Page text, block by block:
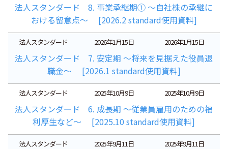
法人スタンダード 8. 事業承継期① ～自社株の承継に
おける留意点～ [2026.2 standard使用資料]
法人スタンダード 2026年1月15日 2026年1月15日
法人スタンダード 7. 安定期 ～将来を見据えた役員退
職金～ [2026.1 standard使用資料]
法人スタンダード 2025年10月9日 2025年10月9日
法人スタンダード 6. 成長期 ～従業員雇用のための福
利厚生など～ [2025.10 standard使用資料]
法人スタンダード 2025年9月11日 2025年9月11日